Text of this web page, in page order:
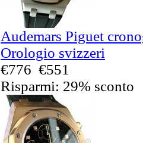
Audemars Piguet
Orologio svizzeri
€776 €551
Risparmi: 29% sconto